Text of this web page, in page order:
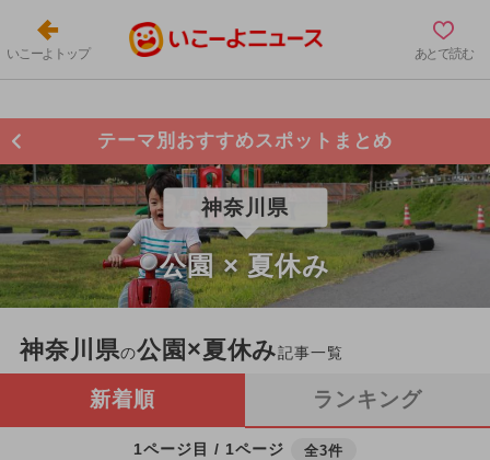
いこーよトップ あとで読む
テーマ別おすすめスポットまとめ
神奈川県
公園 × 夏休み
神奈川県の公園×夏休み記事一覧
新着順 ランキング
1ページ目 / 1ページ 全3件